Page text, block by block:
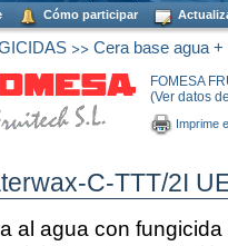
Cómo participar
>> Cera base agua
FOMESA
(Ver datos
Imprime
C-TTT/2I
al agua con